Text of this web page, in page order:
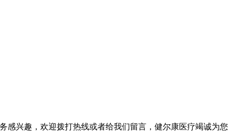
感兴趣，欢迎拨打热线或者给我们留言，健尔康医疗竭诚为